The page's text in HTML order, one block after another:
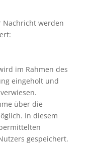
Nachricht werden
im Rahmen des
eingeholt und
über die
In diesem
gespeichert.